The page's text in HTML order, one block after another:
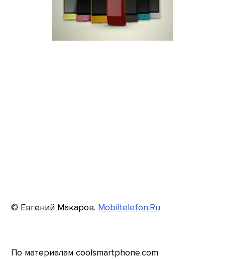
© Евгений Макаров. Mobiltelefon.Ru
По материалам coolsmartphone.com